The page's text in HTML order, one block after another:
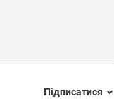
Підписатися